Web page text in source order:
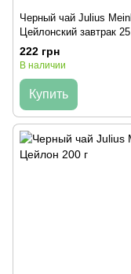
Черный чай Julius Meinl
Цейлонский завтрак 25
пакетиков
222 грн
В наличии
Купить